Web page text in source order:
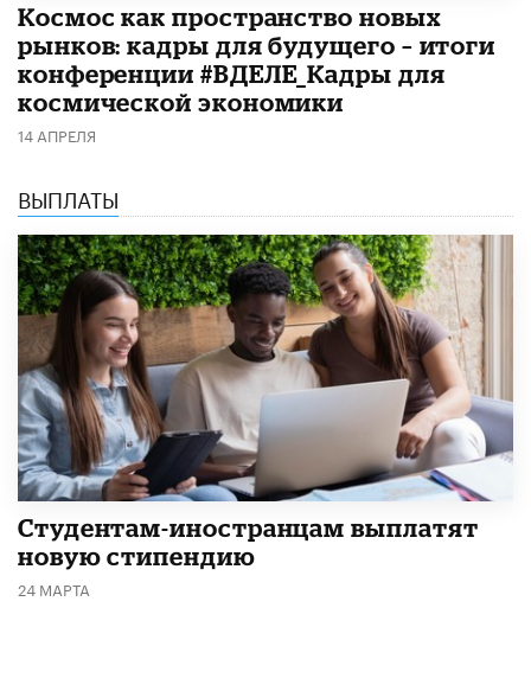
Космос как пространство новых
рынков: кадры для будущего – итоги
конференции #ВДЕЛЕ_Кадры для
космической экономики
14 АПРЕЛЯ
ВЫПЛАТЫ
Студентам-иностранцам выплатят
новую стипендию
24 МАРТА